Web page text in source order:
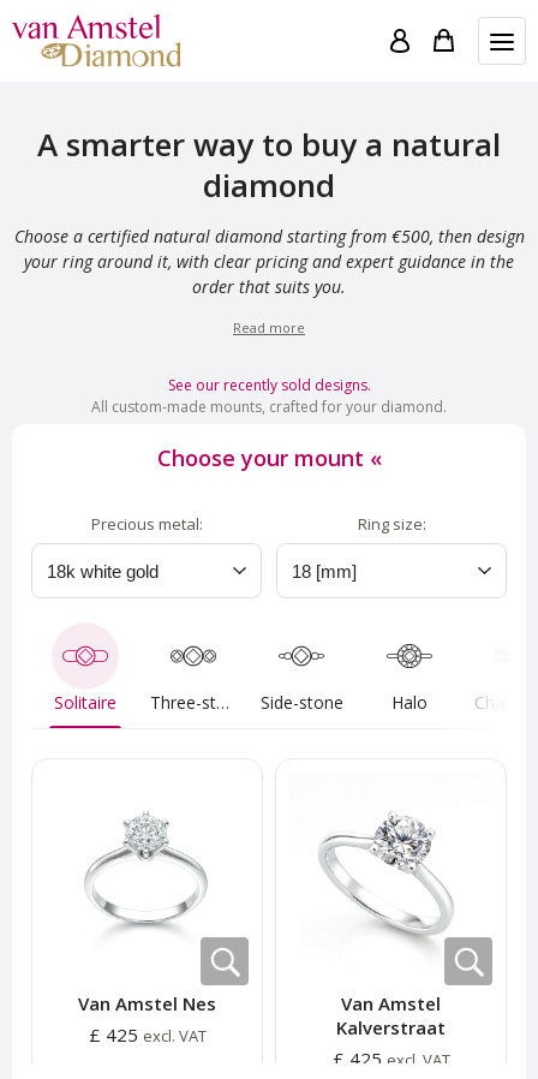
A smarter way to buy a natural
diamond
Choose a certified natural diamond starting from €500, then design
your ring around it, with clear pricing and expert guidance in the
order that suits you.
Read more
See our recently sold designs.
All custom-made mounts, crafted for your diamond.
Choose your mount «
Precious metal: Ring size:
Solitaire Three-stone Side-stone Halo
Van Amstel Nes
£ 425 excl. VAT
Van Amstel
Kalverstraat
£ 425 excl. VAT